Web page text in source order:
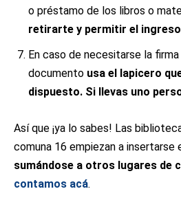
o préstamo de los libros o
retirarte y permitir el
En caso de necesitarse la
documento usa el lapicero
dispuesto. Si llevas uno
Así que ¡ya lo sabes! Las
comuna 16 empiezan a insertarse
sumándose a otros lugares de
contamos acá.